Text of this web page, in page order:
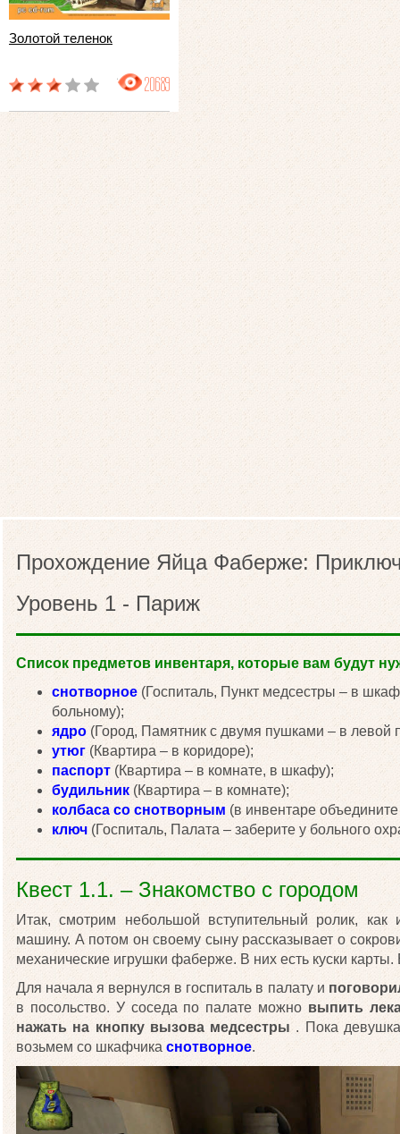
Золотой теленок
20689
Прохождение Яйца Фаберже:
Уровень 1 - Париж
Список предметов инвентаря, которые вам будут
снотворное (Госпиталь, Пункт медсестры – в
больному);
ядро (Город, Памятник с двумя пушками – в левой
утюг (Квартира – в коридоре);
паспорт (Квартира – в комнате, в шкафу);
будильник (Квартира – в комнате);
колбаса со снотворным (в инвентаре
ключ (Госпиталь, Палата – заберите у больного
Квест 1.1. – Знакомство с городом
Итак, смотрим небольшой вступительный ролик, как
машину. А потом он своему сыну рассказывает о
механические игрушки фаберже. В них есть куски
Для начала я вернулся в госпиталь в палату и
в посольство. У соседа по палате можно выпить
нажать на кнопку вызова медсестры . Пока
возьмем со шкафчика снотворное.